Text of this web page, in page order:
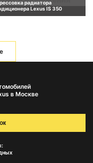
радиатора
Lexus IS 350
в Москве